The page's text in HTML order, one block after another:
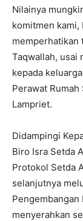
Nilainya
komitmen kami,
memperhatikan
Taqwallah, usai
kepada
Perawat
Lampriet.
Didampingi
Biro Isra Setda
Protokol Setda
selanjutnya
Pengembangan
menyerahkan